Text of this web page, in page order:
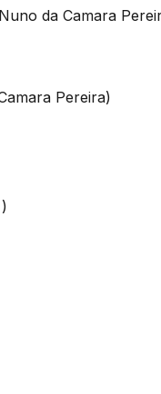
da Camara
Pereira)